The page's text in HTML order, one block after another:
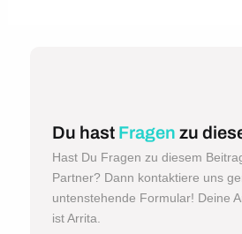
Du hast Fragen zu
Hast Du Fragen zu diesem
Partner? Dann kontaktiere uns
untenstehende Formular! Deine
ist Arrita.